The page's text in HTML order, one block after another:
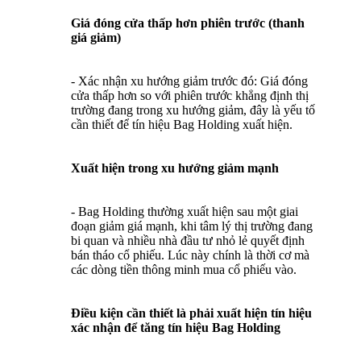
Giá đóng cửa thấp hơn phiên trước (thanh
giá giảm)
- Xác nhận xu hướng giảm trước đó: Giá đóng
cửa thấp hơn so với phiên trước khẳng định thị
trường đang trong xu hướng giảm, đây là yếu tố
cần thiết để tín hiệu Bag Holding xuất hiện.
Xuất hiện trong xu hướng giảm mạnh
- Bag Holding thường xuất hiện sau một giai
đoạn giảm giá mạnh, khi tâm lý thị trường đang
bi quan và nhiều nhà đầu tư nhỏ lẻ quyết định
bán tháo cổ phiếu. Lúc này chính là thời cơ mà
các dòng tiền thông minh mua cổ phiếu vào.
Điều kiện cần thiết là phải xuất hiện tín hiệu
xác nhận để tăng tín hiệu Bag Holding